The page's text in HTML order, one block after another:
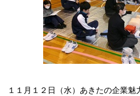
１１月１２日（水）あきたの企業魅